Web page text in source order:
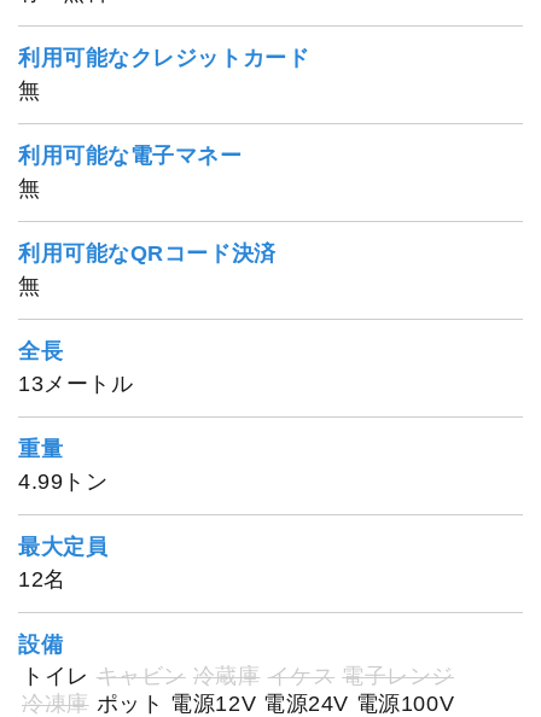
利用可能なクレジットカード
無
利用可能な電子マネー
無
利用可能なQRコード決済
無
全長
13メートル
重量
4.99トン
最大定員
12名
設備
トイレ キャビン 冷蔵庫 イケス 電子レンジ
冷凍庫 ポット 電源12V 電源24V 電源100V
弥生丸